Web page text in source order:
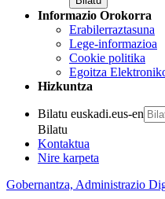
Informazio Orokorra
Erabilerraztasuna
Lege-informazioa
Cookie politika
Egoitza
Hizkuntza
Bilatu euskadi.eus-en
Bilatu
Kontaktua
Nire karpeta
Gobernantza, Administrazio